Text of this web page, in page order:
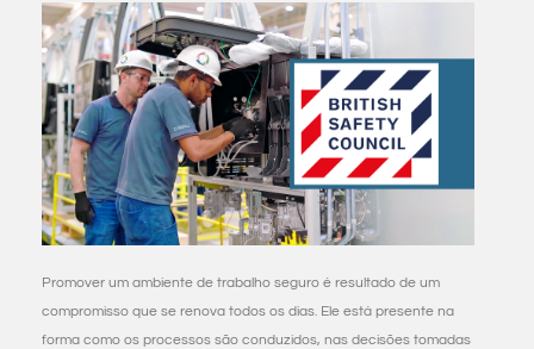
Promover um ambiente de trabalho seguro é resultado de um
compromisso que se renova todos os dias. Ele está presente na
forma como os processos são conduzidos, nas decisões tomadas